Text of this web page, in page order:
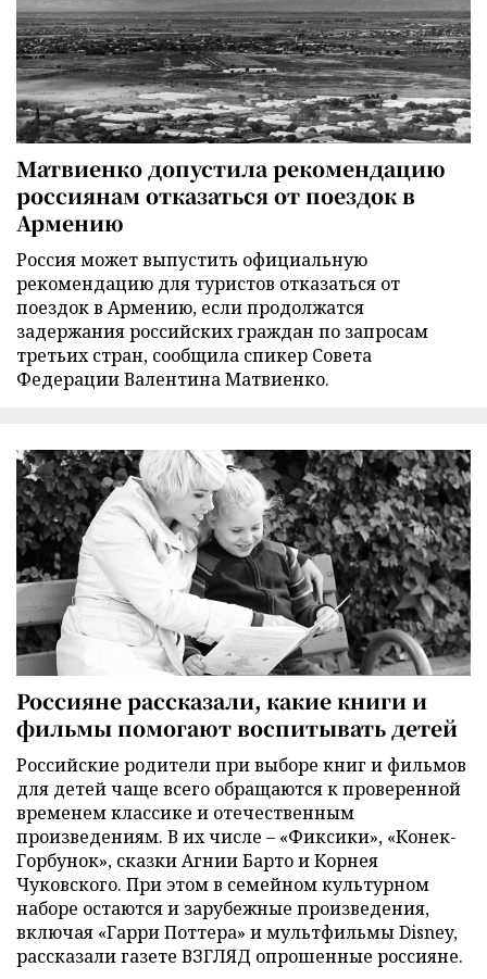
Матвиенко допустила рекомендацию
россиянам отказаться от поездок в
Армению
Россия может выпустить официальную
рекомендацию для туристов отказаться от
поездок в Армению, если продолжатся
задержания российских граждан по запросам
третьих стран, сообщила спикер Совета
Федерации Валентина Матвиенко.
Россияне рассказали, какие книги и
фильмы помогают воспитывать детей
Российские родители при выборе книг и фильмов
для детей чаще всего обращаются к проверенной
временем классике и отечественным
произведениям. В их числе – «Фиксики», «Конек-
Горбунок», сказки Агнии Барто и Корнея
Чуковского. При этом в семейном культурном
наборе остаются и зарубежные произведения,
включая «Гарри Поттера» и мультфильмы Disney,
рассказали газете ВЗГЛЯД опрошенные россияне.